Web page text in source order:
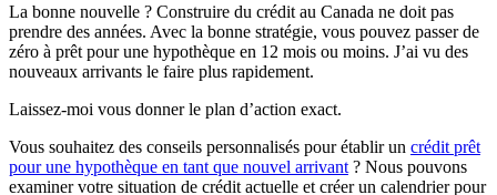
La bonne nouvelle ? Construire du crédit au Canada ne doit pas
prendre des années. Avec la bonne stratégie, vous pouvez passer de
zéro à prêt pour une hypothèque en 12 mois ou moins. J’ai vu des
nouveaux arrivants le faire plus rapidement.
Laissez-moi vous donner le plan d’action exact.
Vous souhaitez des conseils personnalisés pour établir un crédit prêt
pour une hypothèque en tant que nouvel arrivant ? Nous pouvons
examiner votre situation de crédit actuelle et créer un calendrier pour